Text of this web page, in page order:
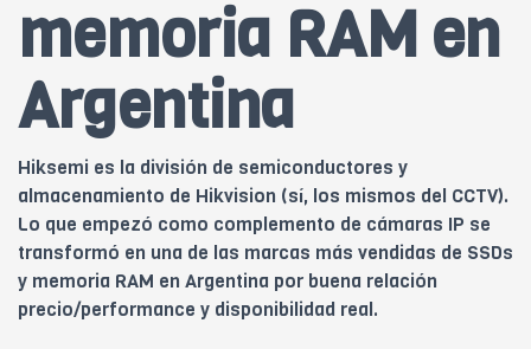
memoria RAM en
Argentina
Hiksemi es la división de semiconductores y
almacenamiento de Hikvision (sí, los mismos del CCTV).
Lo que empezó como complemento de cámaras IP se
transformó en una de las marcas más vendidas de SSDs
y memoria RAM en Argentina por buena relación
precio/performance y disponibilidad real.